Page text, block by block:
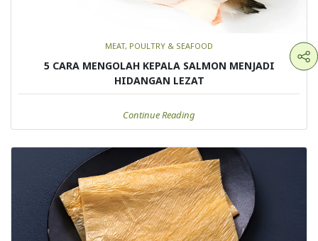
MEAT, POULTRY & SEAFOOD
5 CARA MENGOLAH KEPALA SALMON MENJADI
HIDANGAN LEZAT
Continue Reading